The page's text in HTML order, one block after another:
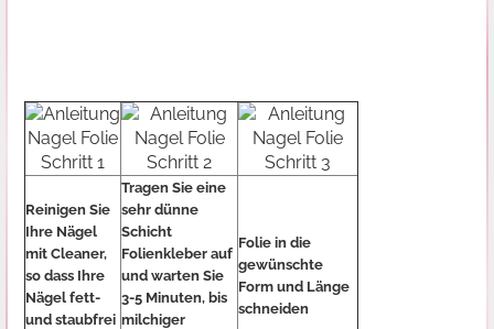
Reinigen Sie
Ihre Nägel
mit Cleaner,
so dass Ihre
Nägel fett-
und staubfrei
Tragen Sie eine
sehr dünne
Schicht
Folienkleber auf
und warten Sie
3-5 Minuten, bis
milchiger
Folie in die
gewünschte
Form und Länge
schneiden